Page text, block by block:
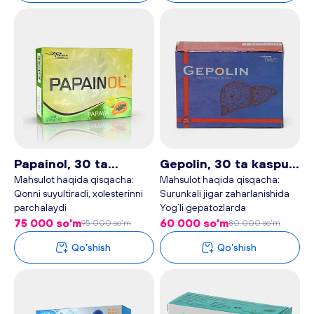
Sedativ ta'sirga ega;
Yurak mushaklari faoliyatiga
Qon tomirlarini kengaytirish
xususiyatiga ega;
Gipotenziv xususiyatiga ega.
Papainol, 30 ta
kapsula - Plan baby
Mahsulot haqida qisqacha:
Qonni suyultiradi, xolesterinni
parchalaydi
Osteoxondroz va umurtqa
churralarida qo`llaniladi
Artroz va Artritlarda
yallig`lanishni kamartiradi
75 000 so'm95 000 so'm
Qo‘shish
Gepolin, 30 ta kaspula
- Plan baby
Mahsulot haqida qisqacha:
Surunkali jigar zaharlanishida
Yog`li gepatozlarda
O`t yo`llari dimlanishida, xolisistit
va xolangitda
60 000 so'm80 000 so'm
Qo‘shish